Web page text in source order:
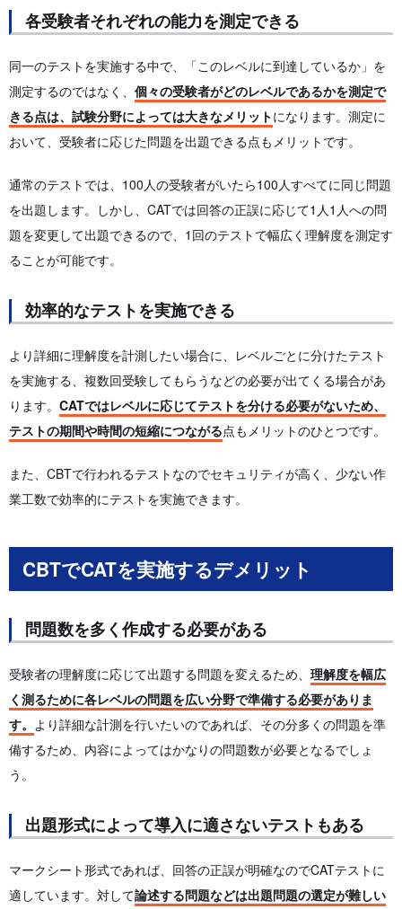
各受験者それぞれの能力を測定できる
同一のテストを実施する中で、「このレベルに到達しているか」を
測定するのではなく、 個々の受験者がどのレベルであるかを測定で
きる点は、試験分野によっては大きなメリットになります。測定に
おいて、受験者に応じた問題を出題できる点もメリットです。
通常のテストでは、100人の受験者がいたら100人すべてに同じ問題
を出題します。しかし、CATでは回答の正誤に応じて1人1人への問
題を変更して出題できるので、1回のテストで幅広く理解度を測定す
ることが可能です。
効率的なテストを実施できる
より詳細に理解度を計測したい場合に、レベルごとに分けたテスト
を実施する、複数回受験してもらうなどの必要が出てくる場合があ
ります。 CATではレベルに応じてテストを分ける必要がないため、
テストの期間や時間の短縮につながる点もメリットのひとつです。
また、CBTで行われるテストなのでセキュリティが高く、少ない作
業工数で効率的にテストを実施できます。
CBTでCATを実施するデメリット
問題数を多く作成する必要がある
受験者の理解度に応じて出題する問題を変えるため、 理解度を幅広
く測るために各レベルの問題を広い分野で準備する必要がありま
す。 より詳細な計測を行いたいのであれば、その分多くの問題を準
備するため、内容によってはかなりの問題数が必要となるでしょ
う。
出題形式によって導入に適さないテストもある
マークシート形式であれば、回答の正誤が明確なのでCATテストに
適しています。対して論述する問題などは出題問題の選定が難しい